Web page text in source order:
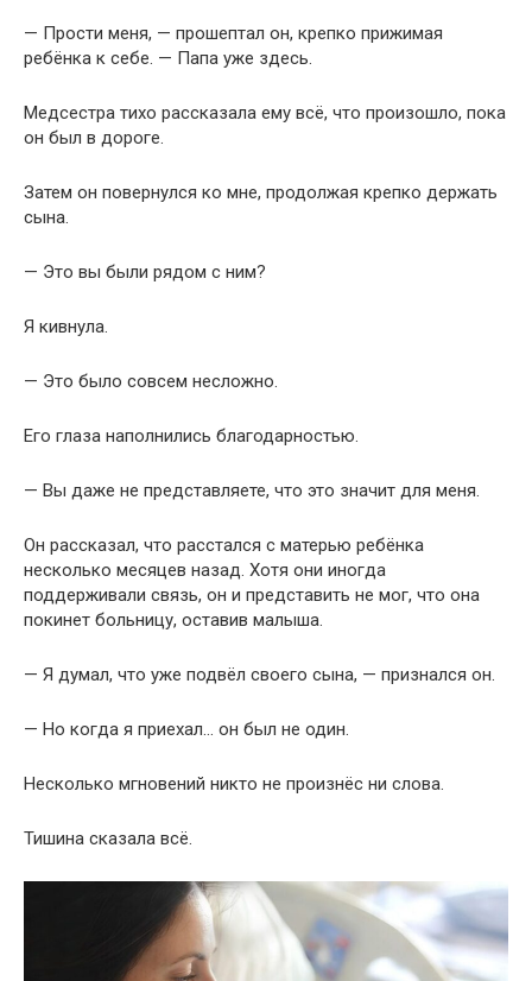
— Прости меня, — прошептал он, крепко прижимая
ребёнка к себе. — Папа уже здесь.
Медсестра тихо рассказала ему всё, что произошло, пока
он был в дороге.
Затем он повернулся ко мне, продолжая крепко держать
сына.
— Это вы были рядом с ним?
Я кивнула.
— Это было совсем несложно.
Его глаза наполнились благодарностью.
— Вы даже не представляете, что это значит для меня.
Он рассказал, что расстался с матерью ребёнка
несколько месяцев назад. Хотя они иногда
поддерживали связь, он и представить не мог, что она
покинет больницу, оставив малыша.
— Я думал, что уже подвёл своего сына, — признался он.
— Но когда я приехал… он был не один.
Несколько мгновений никто не произнёс ни слова.
Тишина сказала всё.